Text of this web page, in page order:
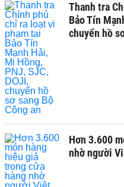
Thanh tra
Bảo Tín
chuyển hồ
Hơn 3.600
nhờ người